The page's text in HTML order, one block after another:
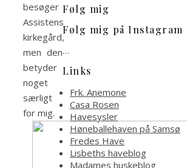
besøger
Assistens
kirkegård,
men den
betyder
noget
særligt
for mig.
med
Countryliv
Følg mig
Følg mig på Instagram
…
Links
Frk. Anemone
Casa Rosen
Havesysler
Høneballehaven på Samsø
Fredes Have
Lisbeths haveblog
Madames huskeblog